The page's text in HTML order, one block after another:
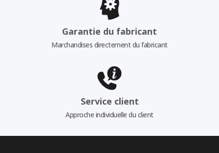
Garantie du fabricant
Marchandises directement du fabricant
Service client
Approche individuelle du client